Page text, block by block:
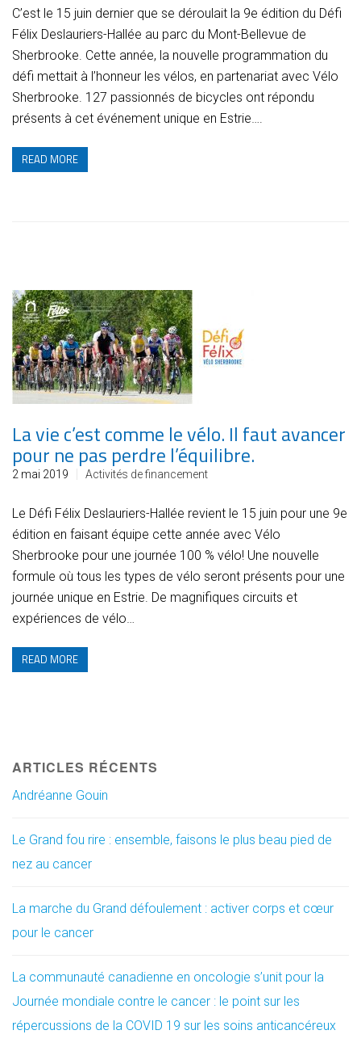
C’est le 15 juin dernier que se déroulait la 9e édition du Défi
Félix Deslauriers-Hallée au parc du Mont-Bellevue de
Sherbrooke. Cette année, la nouvelle programmation du
défi mettait à l’honneur les vélos, en partenariat avec Vélo
Sherbrooke. 127 passionnés de bicycles ont répondu
présents à cet événement unique en Estrie….
READ MORE
La vie c’est comme le vélo. Il faut avancer
pour ne pas perdre l’équilibre.
2 mai 2019 Activités de financement
Le Défi Félix Deslauriers-Hallée revient le 15 juin pour une 9e
édition en faisant équipe cette année avec Vélo
Sherbrooke pour une journée 100 % vélo!​ Une nouvelle
formule où tous les types de vélo seront présents pour une
journée unique en Estrie.​ De magnifiques circuits et
expériences de vélo…
READ MORE
ARTICLES RÉCENTS
Andréanne Gouin
Le Grand fou rire : ensemble, faisons le plus beau pied de
nez au cancer
La marche du Grand défoulement : activer corps et cœur
pour le cancer
La communauté canadienne en oncologie s’unit pour la
Journée mondiale contre le cancer : le point sur les
répercussions de la COVID 19 sur les soins anticancéreux